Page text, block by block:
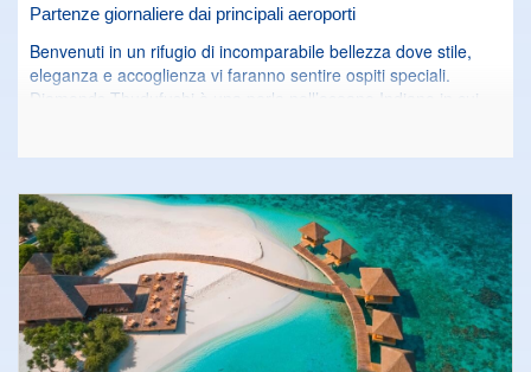
Partenze giornaliere dai principali aeroporti
Benvenuti in un rifugio di incomparabile bellezza dove stile,
eleganza e accoglienza vi faranno sentire ospiti speciali.
Diamonds Thudufushi è una perla nell’oceano Indiano in cui
Adagiata su un'incantevole barriera corallina, l’isola vanta una
posizione strategica che permette di esplorare le meraviglie
dei fondali in poche bracciate dalla riva. L’ambiente
accogliente, l’atmosfera intima e le eleganti sistemazioni,
contribuiscono al fascino del resort. Scegliere il Diamonds
Thudufushi significa desiderare il top: dall’alloggio alla
ristorazione, dalle attività ai servizi personalizzati, tutto è
pensato per un’esperienza maldiviana davvero unica.